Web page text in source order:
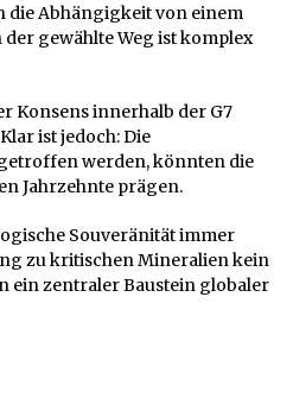
die Abhängigkeit von einem
gewählte Weg ist komplex
Konsens innerhalb der G7
ist jedoch: Die
werden, könnten die
Jahrzehnte prägen.
Souveränität immer
zu kritischen Mineralien kein
ein zentraler Baustein globaler